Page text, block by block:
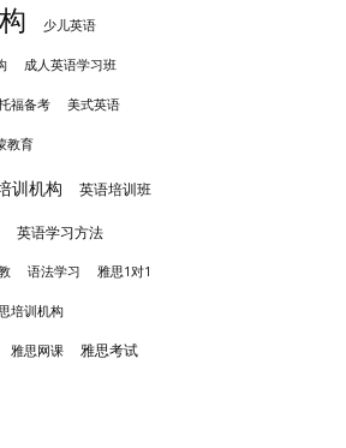
少儿英语
成人英语学习班
福备考 美式英语
教育
训机构 英语培训班
英语学习方法
语法学习 雅思1对1
培训机构
雅思网课 雅思考试